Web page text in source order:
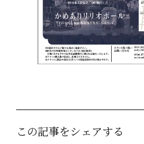
この記事をシェアする